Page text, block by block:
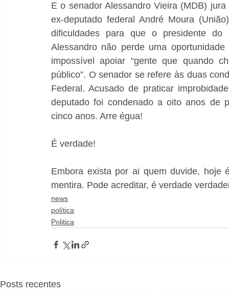
E o senador Alessandro Vieira (MDB)
ex-deputado federal André Moura
dificuldades para que o presidente do
Alessandro não perde uma
impossível apoiar “gente que quando
público”. O senador se refere às duas
Federal. Acusado de praticar
deputado foi condenado a oito anos de
cinco anos. Arre égua!
É verdade!
Embora exista por ai quem duvide, hoje
mentira. Pode acreditar, é verdade
news
política
Politica
Posts recentes